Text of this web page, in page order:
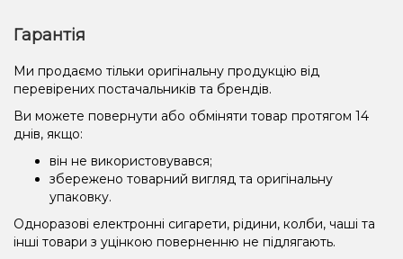
Гарантія
Ми продаємо тільки оригінальну продукцію від
перевірених постачальників та брендів.
Ви можете повернути або обміняти товар протягом 14
днів, якщо:
він не використовувався;
збережено товарний вигляд та оригінальну
упаковку.
Одноразові електронні сигарети, рідини, колби, чаші та
інші товари з уцінкою поверненню не підлягають.